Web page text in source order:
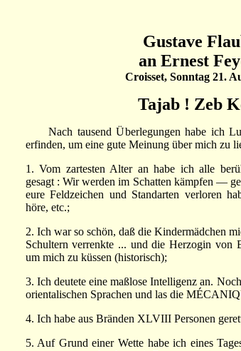
Gustave
an Ernest
Croisset, Sonntag 21.
Tajab ! Zeb
Nach tausend Überlegungen habe ich
erfinden, um eine gute Meinung über mich zu
1. Vom zartesten Alter an habe ich alle
gesagt : Wir werden im Schatten kämpfen —
eure Feldzeichen und Standarten verloren
höre, etc.;
2. Ich war so schön, daß die Kindermädchen
Schultern verrenkte ... und die Herzogin von
um mich zu küssen (historisch);
3. Ich deutete eine maßlose Intelligenz an.
orientalischen Sprachen und las die
4. Ich habe aus Bränden XLVIII Personen
5. Auf Grund einer Wette habe ich eines